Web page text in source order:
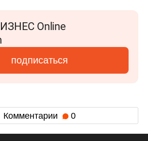
Online
подписаться
Комментарии 0